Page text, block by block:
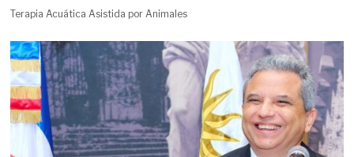
Terapia Acuática Asistida por Animales